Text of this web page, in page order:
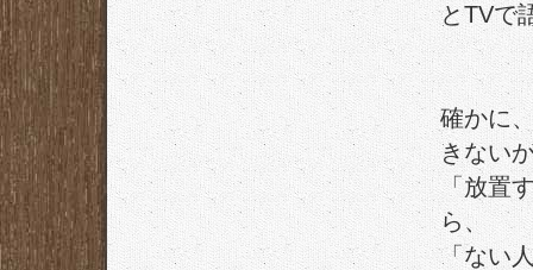
とTVで
確かに
きない
「放置
ら、
「ない